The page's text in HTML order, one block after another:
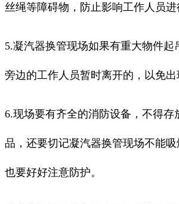
丝绳等障碍物，防止影响工作人员进
5.凝汽器换管现场如果有重大物件起
旁边的工作人员暂时离开的，以免出
6.现场要有齐全的消防设备，不得存
品，还要切记凝汽器换管现场不能
也要好好注意防护。